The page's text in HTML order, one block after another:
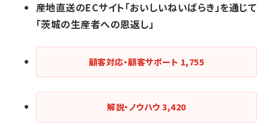
産地直送のECサイト「おいしいねいばらき」を通じて
「茨城の生産者への恩返し」
顧客対応・顧客サポート 1,755
解説・ノウハウ3,420